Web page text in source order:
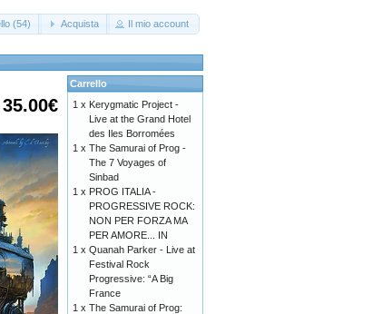
(54) Acquista Il mio account
35.00€
Carrello
1 x Kerygmatic Project -
Live at the Grand Hotel
des Iles Borromées
1 x The Samurai of Prog -
The 7 Voyages of
Sinbad
1 x PROG ITALIA -
PROGRESSIVE ROCK:
NON PER FORZA MA
PER AMORE... IN
1 x Quanah Parker - Live at
Festival Rock
Progressive: “A Big
France
1 x The Samurai of Prog: